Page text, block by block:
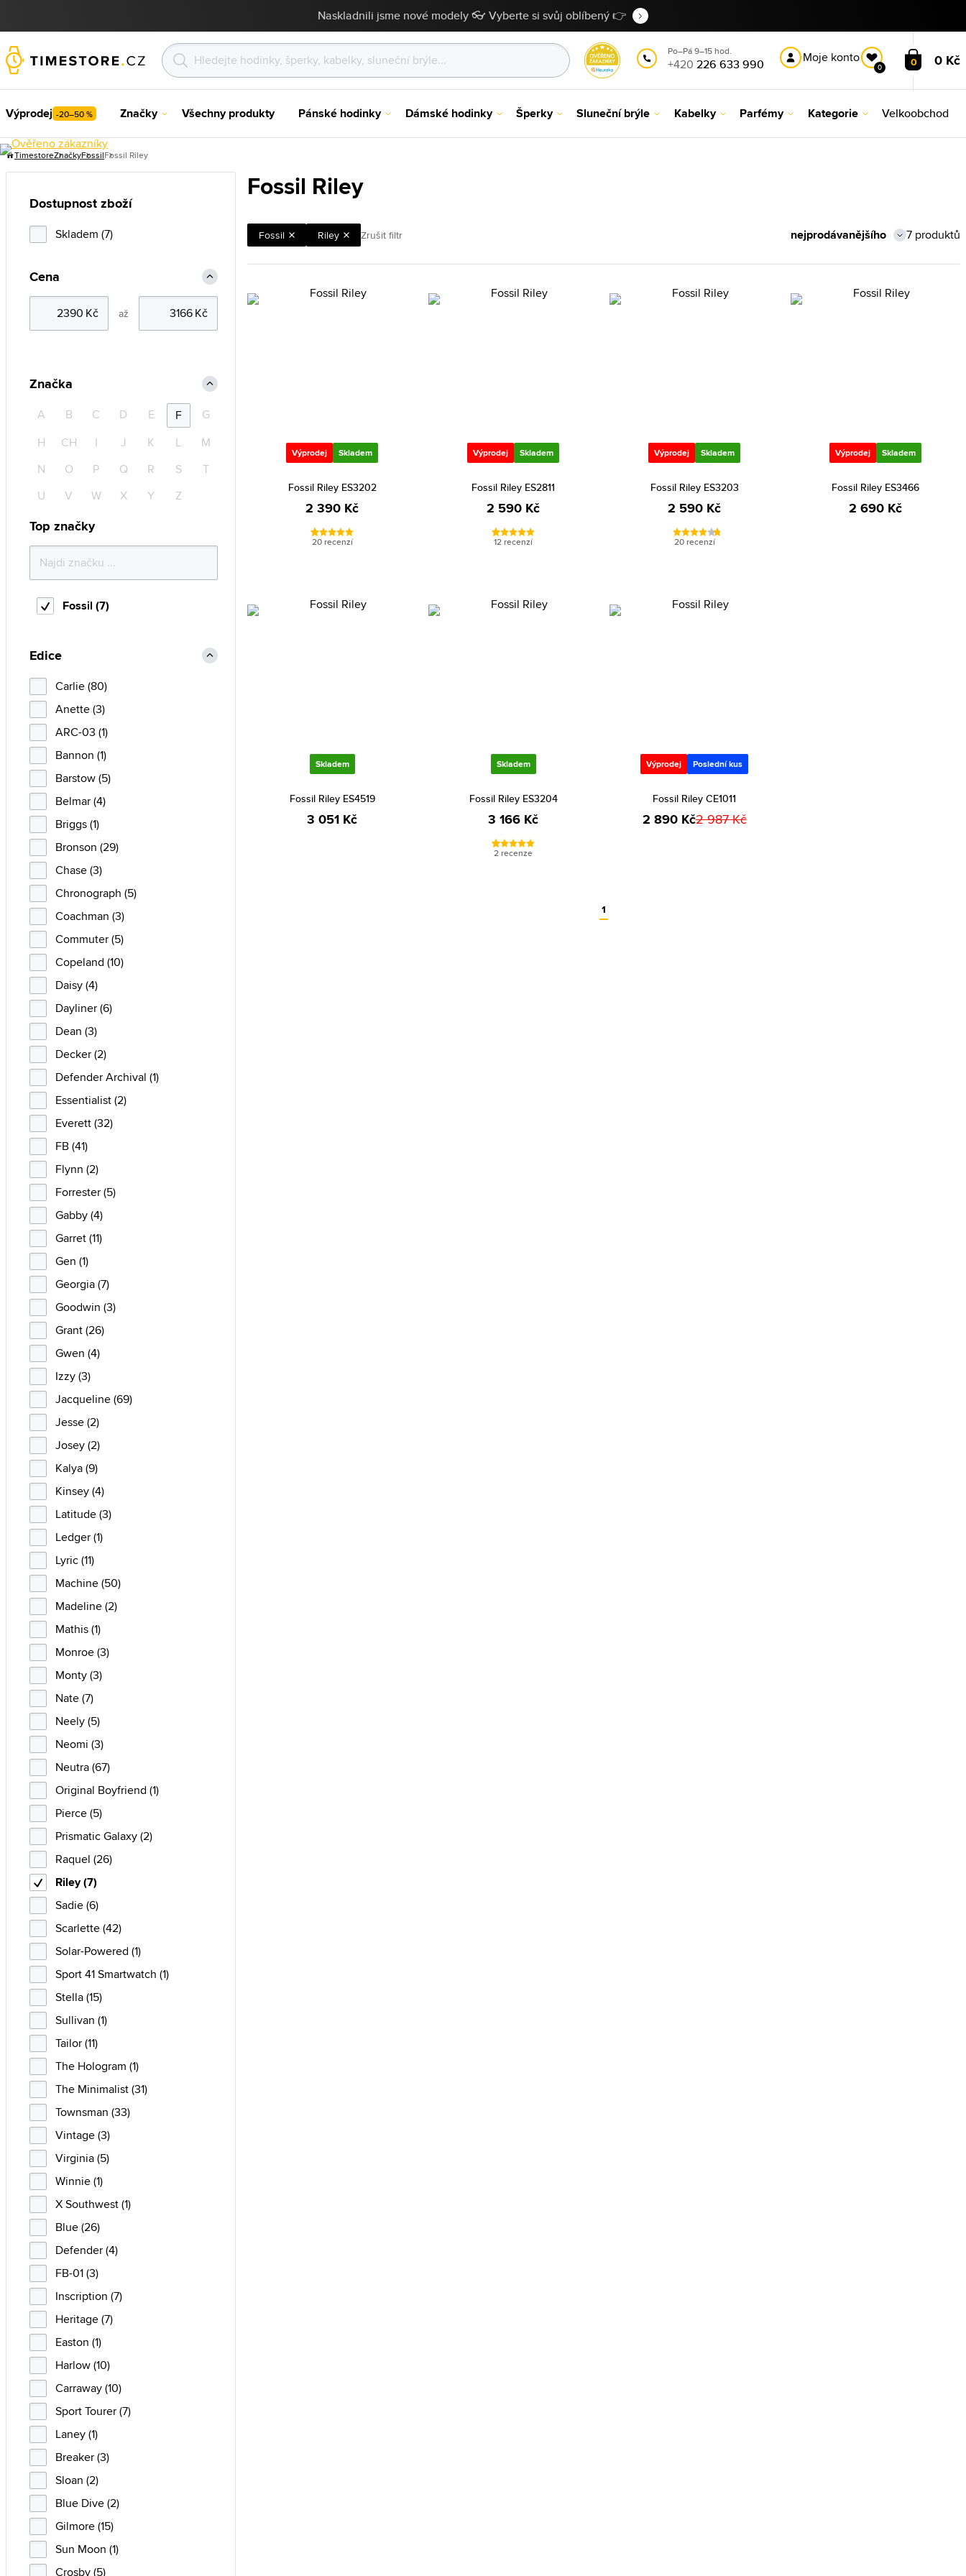
Naskladnili jsme nové modely 👓 Vyberte si svůj oblíbený 👉
Po–Pá 9–15 hod.
+420 226 633 990 Moje konto
0 0 0 Kč
Výprodej -20–50 % Značky Všechny produkty Pánské hodinky Dámské hodinky Šperky Sluneční brýle Kabelky Parfémy Kategorie Velkoobchod
TimestoreZnačkyFossilFossil Riley
Fossil Riley
Fossil Riley Zrušit filtr 7 produktů
Výprodej Skladem
Fossil Riley ES3202
2 390 Kč
20 recenzí
Výprodej Skladem
Fossil Riley ES2811
2 590 Kč
12 recenzí
Výprodej Skladem
Fossil Riley ES3203
2 590 Kč
20 recenzí
Výprodej Skladem
Fossil Riley ES3466
2 690 Kč
Skladem
Fossil Riley ES4519
3 051 Kč
Skladem
Fossil Riley ES3204
3 166 Kč
2 recenze
Výprodej Poslední kus
Fossil Riley CE1011
2 890 Kč2 987 Kč
1
Dostupnost zboží
Skladem (7)
Cena
až
Značka
A B C D E F
G
H
CH I J K L
M
N
O P Q R S
T
U
V W X Y Z
Top značky
Fossil (7)
Edice
Carlie (80)
Anette (3)
ARC-03 (1)
Bannon (1)
Barstow (5)
Belmar (4)
Briggs (1)
Bronson (29)
Chase (3)
Chronograph (5)
Coachman (3)
Commuter (5)
Copeland (10)
Daisy (4)
Dayliner (6)
Dean (3)
Decker (2)
Defender Archival (1)
Essentialist (2)
Everett (32)
FB (41)
Flynn (2)
Forrester (5)
Gabby (4)
Garret (11)
Gen (1)
Georgia (7)
Goodwin (3)
Grant (26)
Gwen (4)
Izzy (3)
Jacqueline (69)
Jesse (2)
Josey (2)
Kalya (9)
Kinsey (4)
Latitude (3)
Ledger (1)
Lyric (11)
Machine (50)
Madeline (2)
Mathis (1)
Monroe (3)
Monty (3)
Nate (7)
Neely (5)
Neomi (3)
Neutra (67)
Original Boyfriend (1)
Pierce (5)
Prismatic Galaxy (2)
Raquel (26)
Riley (7)
Sadie (6)
Scarlette (42)
Solar-Powered (1)
Sport 41 Smartwatch (1)
Stella (15)
Sullivan (1)
Tailor (11)
The Hologram (1)
The Minimalist (31)
Townsman (33)
Vintage (3)
Virginia (5)
Winnie (1)
X Southwest (1)
Blue (26)
Defender (4)
FB-01 (3)
Inscription (7)
Heritage (7)
Easton (1)
Harlow (10)
Carraway (10)
Sport Tourer (7)
Laney (1)
Breaker (3)
Sloan (2)
Blue Dive (2)
Gilmore (15)
Sun Moon (1)
Crosby (5)